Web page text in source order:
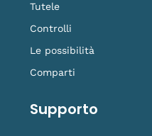
Tutele
Controlli
Le possibilità
Comparti
Supporto